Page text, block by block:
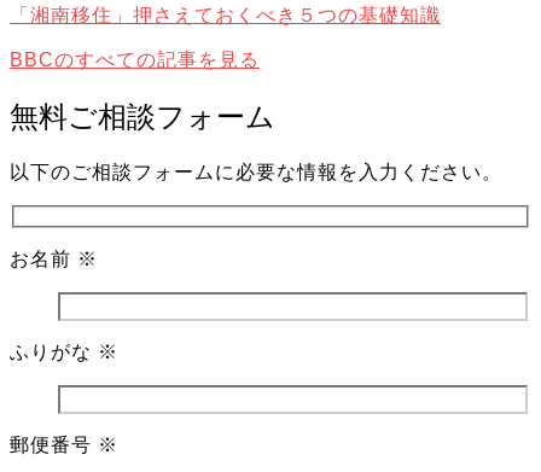
「湘南移住」押さえておくべき５つの基礎知識
BBCのすべての記事を見る
無料ご相談フォーム
以下のご相談フォームに必要な情報を入力ください。
お名前 ※
ふりがな ※
郵便番号 ※